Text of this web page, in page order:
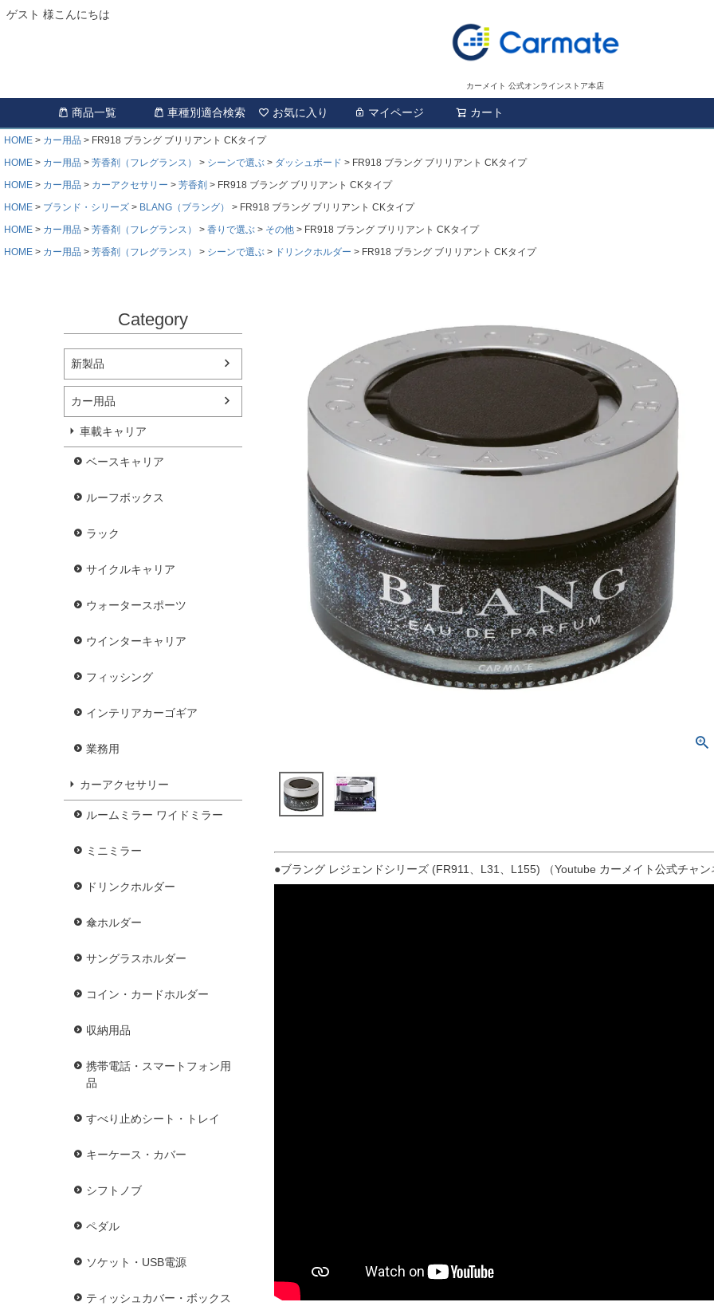
ゲスト 様こんにちは
カーメイト 公式オンラインストア本店
商品一覧 車種別適合検索 お気に入り マイページ カート
HOME カー用品
FR918 ブラング ブリリアント CKタイプ
HOME
カー用品 芳香剤（フレグランス） シーンで選ぶ ダッシュボード
FR918 ブラング ブリリアント CKタイプ
HOME
カー用品 カーアクセサリー 芳香剤
FR918 ブラング ブリリアント CKタイプ
HOME
ブランド・シリーズ BLANG（ブラング）
FR918 ブラング ブリリアント CKタイプ
HOME
カー用品 芳香剤（フレグランス） 香りで選ぶ その他
FR918 ブラング ブリリアント CKタイプ
HOME
カー用品 芳香剤（フレグランス） シーンで選ぶ ドリンクホルダー FR918 ブラング ブリリアント CKタイプ
Category
新製品
カー用品
車載キャリア
ベースキャリア
ルーフボックス
ラック
サイクルキャリア
ウォータースポーツ
ウインターキャリア
フィッシング
インテリアカーゴギア
業務用
カーアクセサリー
ルームミラー ワイドミラー
ミニミラー
ドリンクホルダー
傘ホルダー
サングラスホルダー
コイン・カードホルダー
収納用品
携帯電話・スマートフォン用
品
すべり止めシート・トレイ
キーケース・カバー
シフトノブ
ペダル
ソケット・USB電源
ティッシュカバー・ボックス
●ブラング レジェンドシリーズ (FR911、L31、L155) （Youtube カーメイト公式チャン